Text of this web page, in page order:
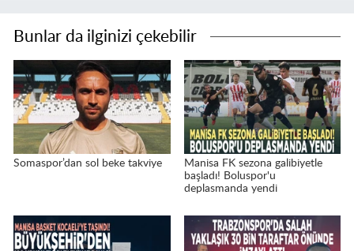
Bunlar da ilginizi çekebilir
Somaspor’dan sol beke takviye
Manisa FK sezona galibiyetle
başladı! Boluspor'u
deplasmanda yendi